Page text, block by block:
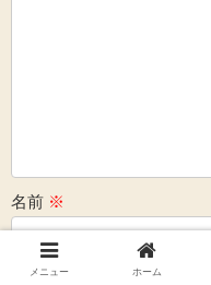
名前 ※
メール※
メニュー ホーム